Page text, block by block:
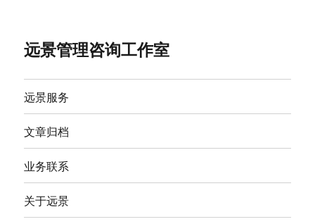
远景管理咨询工作室
远景服务
文章归档
业务联系
关于远景